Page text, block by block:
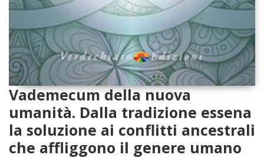
Vademecum della nuova
umanità. Dalla tradizione essena
la soluzione ai conflitti ancestrali
che affliggono il genere umano